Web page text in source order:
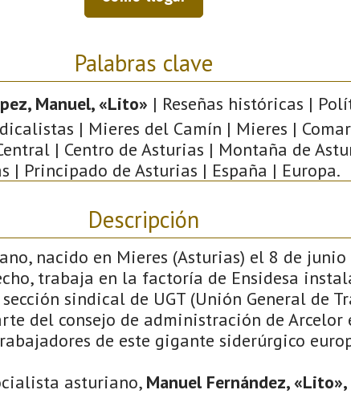
Palabras clave
Manuel, «Lito» | Reseñas históricas |
| Mieres del Camín | Mieres |
| Centro de Asturias | Montaña de
| Principado de Asturias | España | Europa.
Descripción
nacido en Mieres (Asturias) el 8 de junio
trabaja en la factoría de Ensidesa
sindical de UGT (Unión General de
del consejo de administración de Arcelor
de este gigante siderúrgico
asturiano, Manuel Fernández, «Lito»,